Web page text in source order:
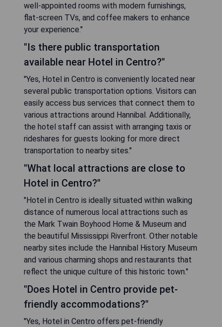
well-appointed rooms with modern furnishings,
flat-screen TVs, and coffee makers to enhance
your experience."
"Is there public transportation
available near Hotel in Centro?"
"Yes, Hotel in Centro is conveniently located near
several public transportation options. Visitors can
easily access bus services that connect them to
various attractions around Hannibal. Additionally,
the hotel staff can assist with arranging taxis or
rideshares for guests looking for more direct
transportation to nearby sites."
"What local attractions are close to
Hotel in Centro?"
"Hotel in Centro is ideally situated within walking
distance of numerous local attractions such as
the Mark Twain Boyhood Home & Museum and
the beautiful Mississippi Riverfront. Other notable
nearby sites include the Hannibal History Museum
and various charming shops and restaurants that
reflect the unique culture of this historic town."
"Does Hotel in Centro provide pet-
friendly accommodations?"
"Yes, Hotel in Centro offers pet-friendly